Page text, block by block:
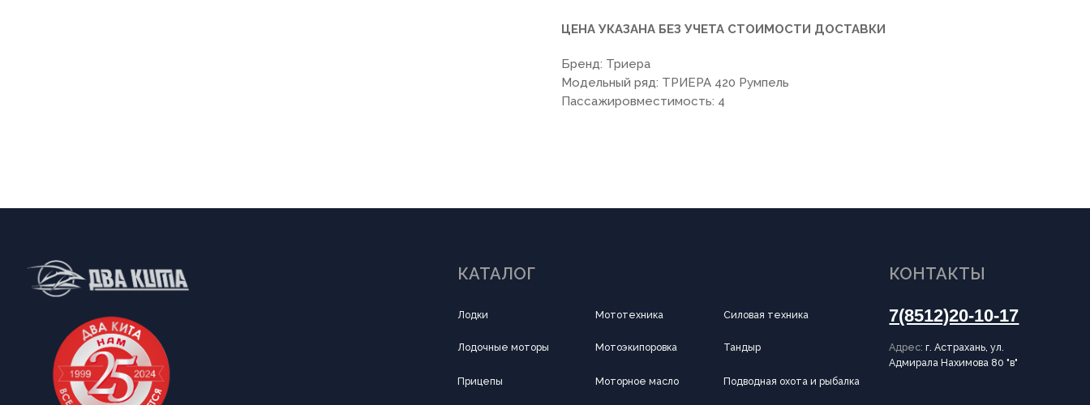
ЦЕНА УКАЗАНА БЕЗ УЧЕТА СТОИМОСТИ ДОСТАВКИ
Бренд: Триера
Модельный ряд: ТРИЕРА 420 Румпель
Пассажировместимость: 4
ПОКУПАТЕЛЯМ
О компании Новости Оплата
ИНФОРМАЦИЯ
Пользовательское соглашение
Политика конфиденциальности
Адмирала Нахимова 80 "в"